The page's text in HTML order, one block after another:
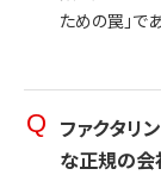
ための罠」で
ファクタリ
な正規の会